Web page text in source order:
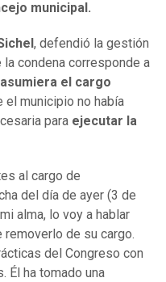
municipal.
, defendió la gestión
condena corresponde a
el cargo
el municipio no había
para ejecutar la
al cargo de
del día de ayer (3 de
alma, lo voy a hablar
de su cargo.
del Congreso con
Él ha tomado una